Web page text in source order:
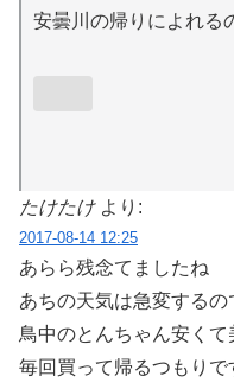
安曇川の帰りによれる
たけたけ より:
2017-08-14 12:25
あらら残念てましたね
あちの天気は急変するの
鳥中のとんちゃん安く
毎回買って帰るつもり